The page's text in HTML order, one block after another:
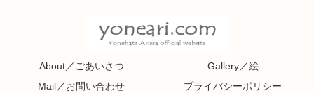
About／ごあいさつ
Gallery／絵
Mail／お問い合わせ
プライバシーポリシー